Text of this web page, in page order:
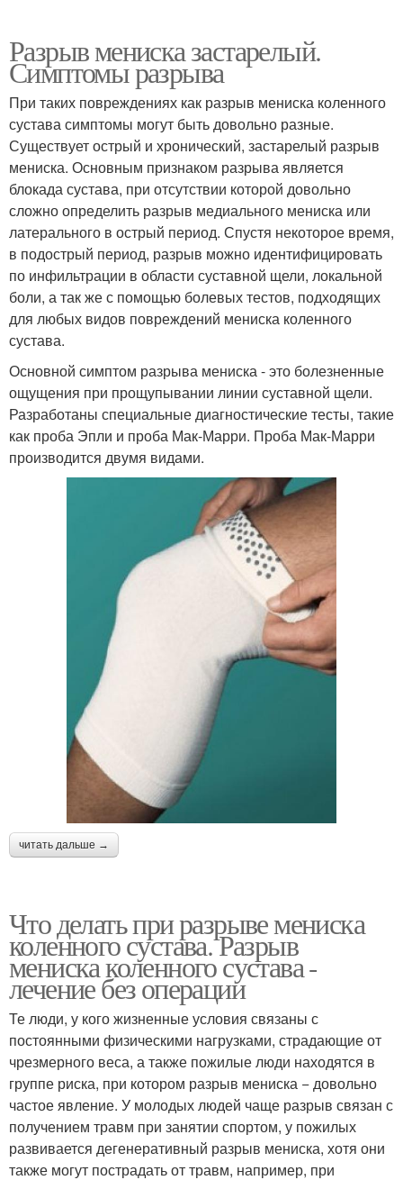
Разрыв мениска застарелый.
Симптомы разрыва
При таких повреждениях как разрыв мениска коленного
сустава симптомы могут быть довольно разные.
Существует острый и хронический, застарелый разрыв
мениска. Основным признаком разрыва является
блокада сустава, при отсутствии которой довольно
сложно определить разрыв медиального мениска или
латерального в острый период. Спустя некоторое время,
в подострый период, разрыв можно идентифицировать
по инфильтрации в области суставной щели, локальной
боли, а так же с помощью болевых тестов, подходящих
для любых видов повреждений мениска коленного
сустава.
Основной симптом разрыва мениска - это болезненные
ощущения при прощупывании линии суставной щели.
Разработаны специальные диагностические тесты, такие
как проба Эпли и проба Мак-Марри. Проба Мак-Марри
производится двумя видами.
читать дальше →
Что делать при разрыве мениска
коленного сустава. Разрыв
мениска коленного сустава -
лечение без операции
Те люди, у кого жизненные условия связаны с
постоянными физическими нагрузками, страдающие от
чрезмерного веса, а также пожилые люди находятся в
группе риска, при котором разрыв мениска − довольно
частое явление. У молодых людей чаще разрыв связан с
получением травм при занятии спортом, у пожилых
развивается дегенеративный разрыв мениска, хотя они
также могут пострадать от травм, например, при